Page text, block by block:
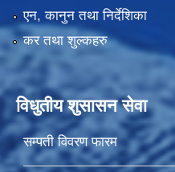
एन, कानुन तथा निर्देशिका
कर तथा शुल्कहरु
विधुतीय शुसासन सेवा
सम्पती विवरण फारम